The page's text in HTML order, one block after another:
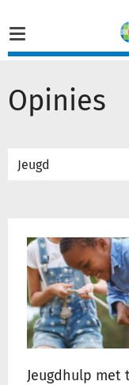
Vakgebieden
Producten
Opleidingen
Juridisch advies
Opinies
Jeugdhulp met
met
terugwerkende
kracht